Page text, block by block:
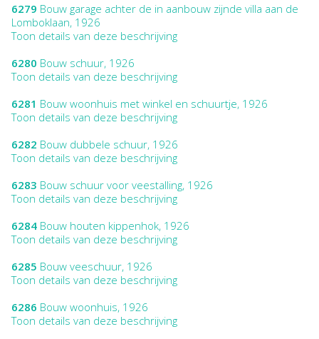
6279 Bouw garage achter de in aanbouw zijnde villa aan de
Lomboklaan, 1926
Toon details van deze beschrijving
6280 Bouw schuur, 1926
Toon details van deze beschrijving
6281 Bouw woonhuis met winkel en schuurtje, 1926
Toon details van deze beschrijving
6282 Bouw dubbele schuur, 1926
Toon details van deze beschrijving
6283 Bouw schuur voor veestalling, 1926
Toon details van deze beschrijving
6284 Bouw houten kippenhok, 1926
Toon details van deze beschrijving
6285 Bouw veeschuur, 1926
Toon details van deze beschrijving
6286 Bouw woonhuis, 1926
Toon details van deze beschrijving